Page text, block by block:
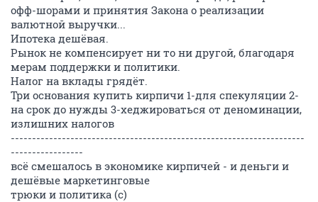
офф-шорами и принятия Закона о реализации
валютной выручки...
Ипотека дешёвая.
Рынок не компенсирует ни то ни другой, благодаря
мерам поддержки и политики.
Налог на вклады грядёт.
Три основания купить кирпичи 1-для спекуляции 2-
на срок до нужды 3-хеджироваться от деноминации,
излишних налогов
---------------------------------------------------------------------
-----------------
всё смешалось в экономике кирпичей - и деньги и
дешёвые маркетинговые
трюки и политика (с)